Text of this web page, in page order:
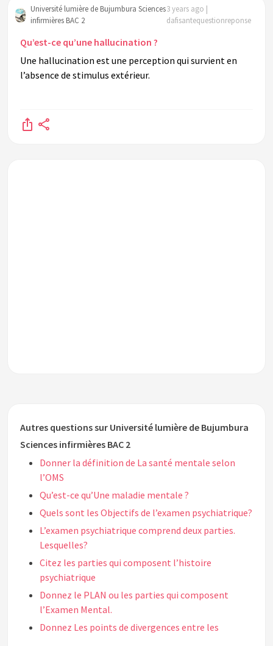
Université lumière de Bujumbura Sciences
infirmières BAC 2
3 years ago |
dafisantequestionreponse
Qu’est-ce qu’une hallucination ?
Une hallucination est une perception qui survient en
l’absence de stimulus extérieur.
Autres questions sur Université lumière de Bujumbura
Sciences infirmières BAC 2
Donner la définition de La santé mentale selon
l’OMS
Qu’est-ce qu’Une maladie mentale ?
Quels sont les Objectifs de l’examen psychiatrique?
L’examen psychiatrique comprend deux parties.
Lesquelles?
Citez les parties qui composent l’histoire
psychiatrique
Donnez le PLAN ou les parties qui composent
l’Examen Mental.
Donnez Les points de divergences entre les